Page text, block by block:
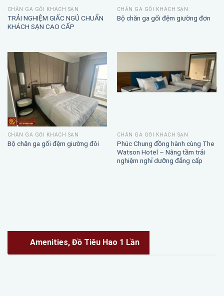
CHĂN GA GỐI KHÁCH SẠN
TRẢI NGHIỆM GIẤC NGỦ CHUẨN
KHÁCH SẠN CAO CẤP
CHĂN GA GỐI KHÁCH SẠN
Bộ chăn ga gối đệm giường đơn
CHĂN GA GỐI KHÁCH SẠN
Bộ chăn ga gối đệm giường đôi
CHĂN GA GỐI KHÁCH SẠN
Phúc Chung đồng hành cùng The
Watson Hotel – Nâng tầm trải
nghiệm nghỉ dưỡng đẳng cấp
Amenities, Đồ Tiêu Hao 1 Lần